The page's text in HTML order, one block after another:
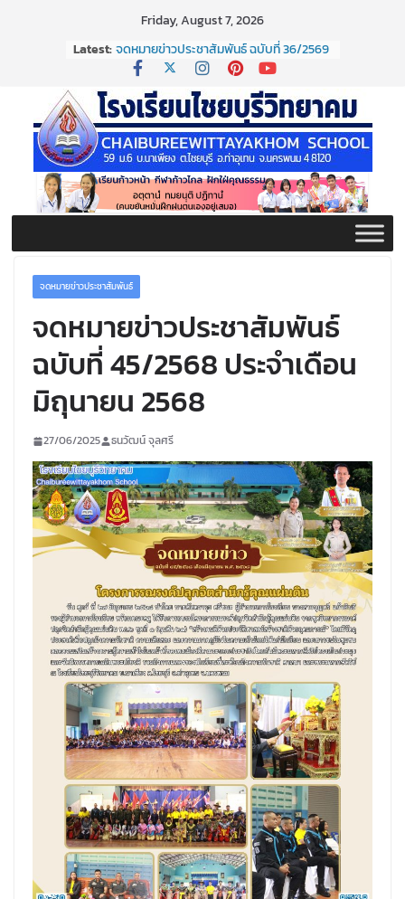
Friday, August 7, 2026
Latest: จดหมายข่าวประชาสัมพันธ์ ฉบับที่ 36/2569
ประจำเดือนมิถุนายน 2569
กิจกรรมวันสุนทรภู่ ประจำปี ๒๕๖๙
จดหมายข่าวประชาสัมพันธ์ ฉบับที่ 38/2569
ประจำเดือนมิถุนายน 2569
จดหมายข่าวประชาสัมพันธ์ ฉบับที่ 37/2569
ประจำเดือนมิถุนายน 2569
จดหมายข่าวประชาสัมพันธ์
จดหมายข่าวประชาสัมพันธ์
ฉบับที่ 45/2568 ประจำเดือน
มิถุนายน 2568
27/06/2025 ธนวัฒน์ จุลศรี